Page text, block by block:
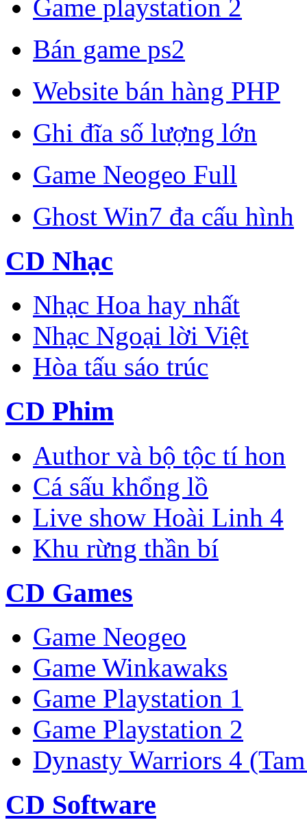
Game playstation 2
Bán game ps2
Website bán hàng PHP
Ghi đĩa số lượng lớn
Game Neogeo Full
Ghost Win7 đa cấu hình
CD Nhạc
Nhạc Hoa hay nhất
Nhạc Ngoại lời Việt
Hòa tấu sáo trúc
CD Phim
Author và bộ tộc tí hon
Cá sấu khổng lồ
Live show Hoài Linh 4
Khu rừng thần bí
CD Games
Game Neogeo
Game Winkawaks
Game Playstation 1
Game Playstation 2
Dynasty Warriors 4
CD Software